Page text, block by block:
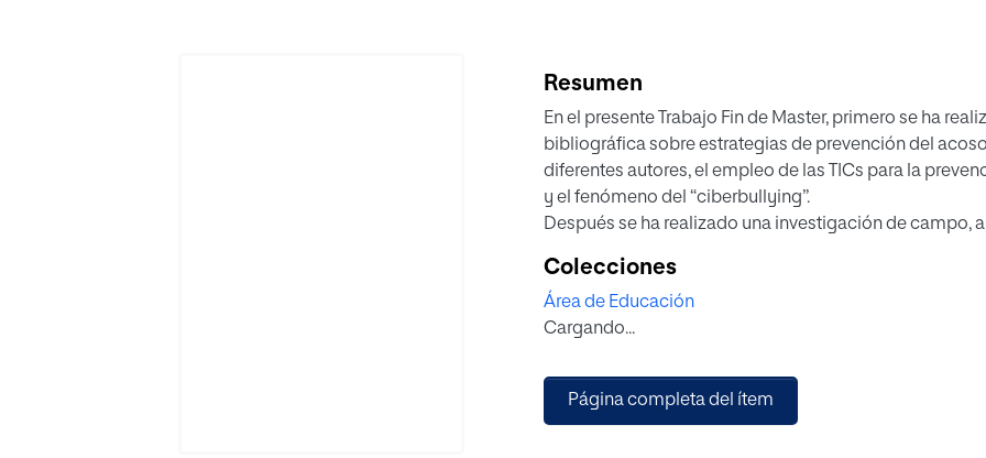
Resumen
En el presente Trabajo Fin de Master, primero se ha
bibliográfica sobre estrategias de prevención del
diferentes autores, el empleo de las TICs para la
y el fenómeno del “ciberbullying”.
Después se ha realizado una investigación de campo,
Educación Secundaria de dos centros escolares de
se ha recabado información sobre la frecuencia y
se dan en los centros escolares, el empleo en los
prevención de la violencia y la predisposición de
emplear dichas herramientas en la prevención del
Colecciones
Área de Educación
Cargando...
Página completa del ítem